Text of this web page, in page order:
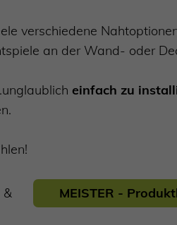
verschiedene
an der Wand- oder
einfach zu
MEISTER -